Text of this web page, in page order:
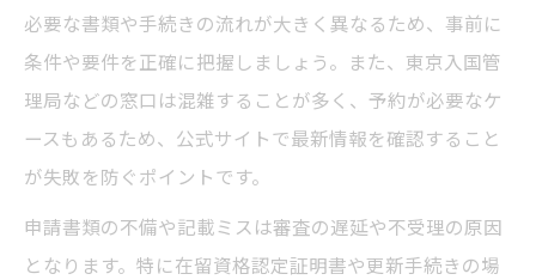
東京都で自分でビザ申請する際の現実的な
必要な書類や手続きの流れが大きく異なるため、事前に
条件や要件を正確に把握しましょう。また、東京入国管
理局などの窓口は混雑することが多く、予約が必要なケ
ースもあるため、公式サイトで最新情報を確認すること
が失敗を防ぐポイントです。
申請書類の不備や記載ミスは審査の遅延や不受理の原因
となります。特に在留資格認定証明書や更新手続きの場